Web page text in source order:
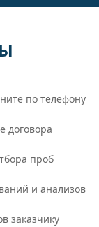
по телефону
договора
проб
и анализов
заказчику